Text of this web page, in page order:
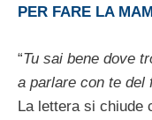
PER FARE LA
“Tu sai bene dove
a parlare con te del
La lettera si chiude